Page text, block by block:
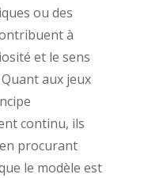
ou des
à
et le sens
aux jeux
continu, ils
procurant
le modèle est